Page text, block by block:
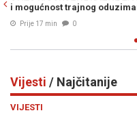
zaduženja RS-a od 489
Prije 36 min
Vijesti / Najčitanije
VIJESTI